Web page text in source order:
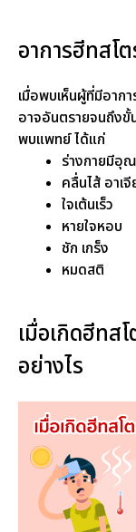
อาการฮีทส
เมื่อพบเห็นผู้ที่มีอาก
อาจอันตรายจนถึงขั้
พบแพทย์ ได้แก่
ร่างกายมีอุ
คลื่นไส้ อาเจี
ใจเต้นเร็ว
หายใจหอบ
ชัก เกร็ง
หมดสติ
เมื่อเกิดฮีทส
อย่างไร